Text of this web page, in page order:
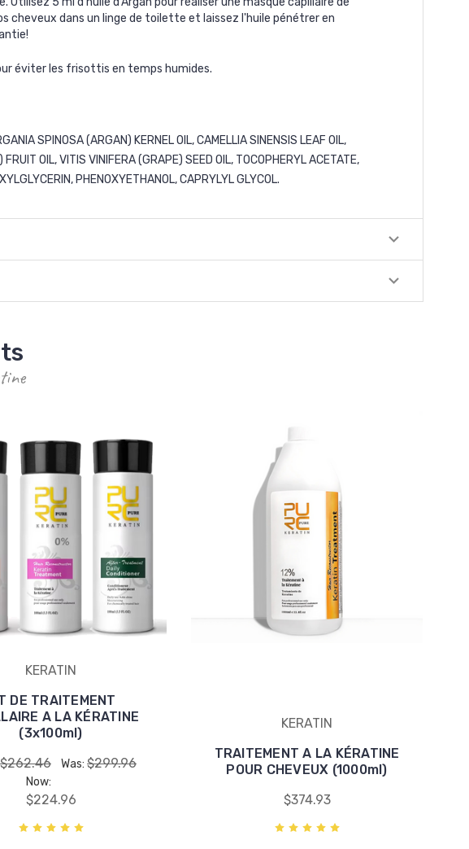
dans un linge de toilette et laissez l'huile pénétrer en
éviter les frisottis en temps humides.
SPINOSA (ARGAN) KERNEL OIL, CAMELLIA SINENSIS LEAF OIL,
OIL, VITIS VINIFERA (GRAPE) SEED OIL, TOCOPHERYL ACETATE,
PHENOXYETHANOL, CAPRYLYL GLYCOL.
KERATIN
DE TRAITEMENT
A LA KÉRATINE
(3x100ml)
$262.46 Was: $299.96
Now:
$224.96
KERATIN
TRAITEMENT A LA KÉRATINE
POUR CHEVEUX (1000ml)
$374.93